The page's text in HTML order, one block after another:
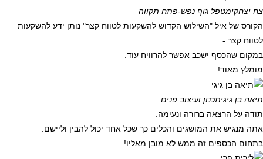
צח יצחקימטפל גוף נפש-פתח תקווה
הקורס של איל "השילוש הקדוש להשקעות לטווח קצר" נותן ידע להשקעות
לטווח קצר -
במקום שהכסף ישכב אפשר להרוויח עוד.
מומלץ מאוד!
תיאה בן גיגיתכנון ועיצוב פנים
תודה על הרצאה ברורה ונעימה.
אתה מנגיש את המושגים והכלים כך שכל אחד יכול להבין וליישם.
בתחום הכספים זה ממש לא מובן מאליו!